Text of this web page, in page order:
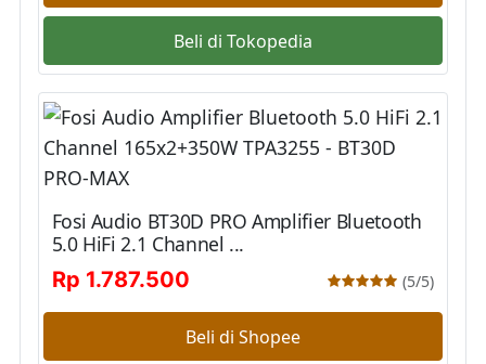
Beli di Tokopedia
Fosi Audio BT30D PRO Amplifier Bluetooth
5.0 HiFi 2.1 Channel ...
Rp 1.787.500
(5/5)
Beli di Shopee